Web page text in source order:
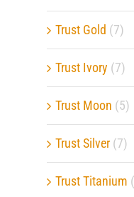
Trust Gold (7)
Trust Ivory (7)
Trust Moon (5)
Trust Silver (7)
Trust Titanium